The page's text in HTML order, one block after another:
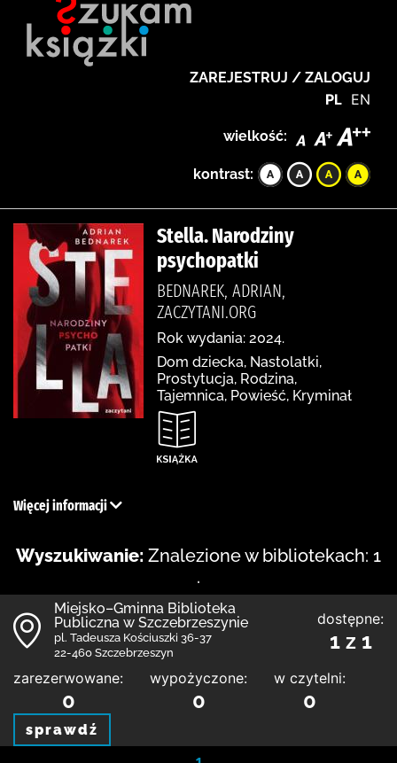
ZAREJESTRUJ / ZALOGUJ
PL EN
wielkość:
kontrast:
Stella. Narodziny
psychopatki
BEDNAREK, ADRIAN,
ZACZYTANI.ORG
Rok wydania: 2024.
Dom dziecka, Nastolatki,
Prostytucja, Rodzina,
Tajemnica, Powieść, Kryminał
Więcej informacji
Wyszukiwanie: Znalezione w bibliotekach: 1
.
Miejsko–Gminna Biblioteka
Publiczna w Szczebrzeszynie
pl. Tadeusza Kościuszki 36-37
22-460 Szczebrzeszyn
dostępne:
1 z 1
zarezerwowane:
0
wypożyczone:
0
w czytelni:
0
sprawdź